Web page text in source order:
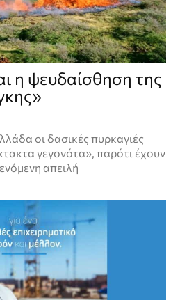
η ψευδαίσθηση της
οι δασικές πυρκαγιές
γεγονότα», παρότι έχουν
απειλή